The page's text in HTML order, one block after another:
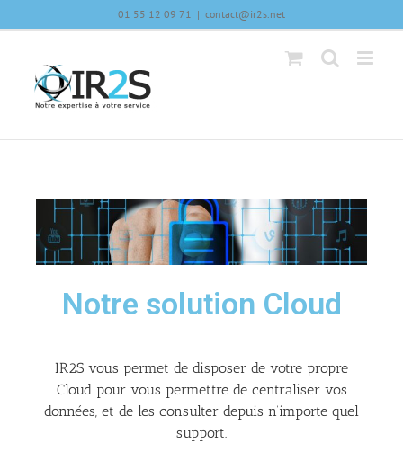
01 55 12 09 71 | contact@ir2s.net
Notre solution Cloud
IR2S vous permet de disposer de votre propre
Cloud pour vous permettre de centraliser vos
données, et de les consulter depuis n’importe quel
support.